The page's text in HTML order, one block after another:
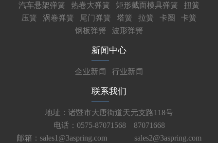
汽车悬架弹簧 热卷大弹簧 矩形截面模具弹簧
扭簧
压簧
涡卷弹簧 尾门弹簧 塔簧 拉簧 卡圈
卡簧
钢板弹簧
波形弹簧
新闻中心
企业新闻 行业新闻
联系我们
地址：诸暨市大唐街道天元支路118号
电话：0575-87071568 87071668
邮箱：sales1@3aspring.com
sales2@3aspring.com